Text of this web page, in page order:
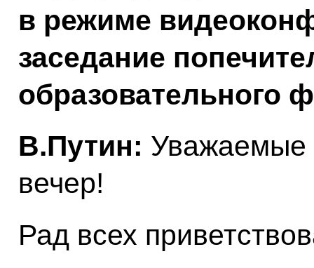
в режиме
заседание
образовательного
В.Путин: Уважаемые
вечер!
Рад всех